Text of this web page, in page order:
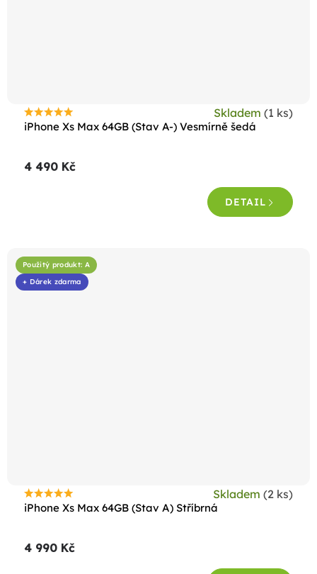
iPhone Xs Max 64GB (Stav A-) Vesmírně šedá
Průměrné
je
Skladem (1 ks)
4 490 Kč
DETAIL
Použitý produkt: A
+ Dárek zdarma
iPhone Xs Max 64GB (Stav A) Stříbrná
Průměrné
je
Skladem (2 ks)
4 990 Kč